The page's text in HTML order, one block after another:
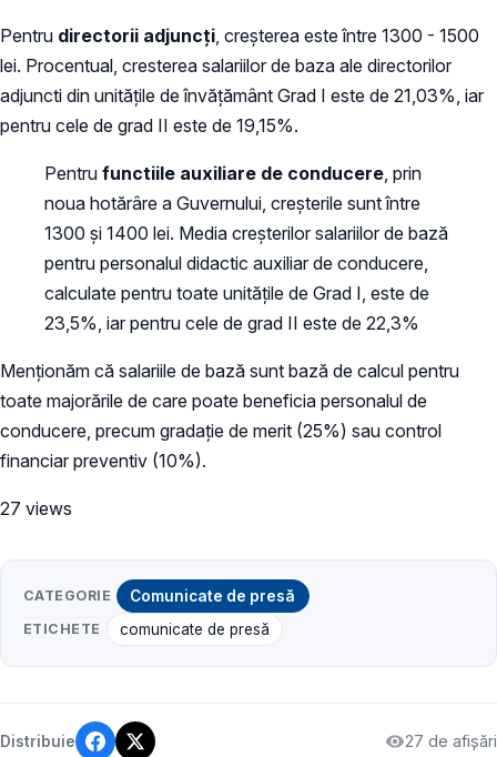
Pentru directorii adjuncți , creșterea este între 1300 - 1500
lei. Procentual, cresterea salariilor de baza ale directorilor
adjuncti din unitățile de învățământ Grad I este de 21,03%, iar
pentru cele de grad II este de 19,15%.
Pentru functiile auxiliare de conducere , prin
noua hotărâre a Guvernului, creșterile sunt între
1300 și 1400 lei. Media creșterilor salariilor de bază
pentru personalul didactic auxiliar de conducere,
calculate pentru toate unitățile de Grad I, este de
23,5%, iar pentru cele de grad II este de 22,3%
Menționăm că salariile de bază sunt bază de calcul pentru
toate majorările de care poate beneficia personalul de
conducere, precum gradație de merit (25%) sau control
financiar preventiv (10%).
27 views
CATEGORIE Comunicate de presă
ETICHETE comunicate de presă
Distribuie 27 de afișări